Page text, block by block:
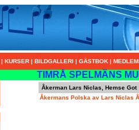
| KURSER | BILDGALLERI | GÄSTBOK |
TIMRÅ SPELMÄNS
Åkerman Lars Niclas, Hemse Got
Åkermans Polska av Lars Niclas